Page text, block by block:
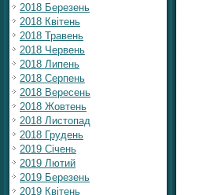
2018 Березень
2018 Квітень
2018 Травень
2018 Червень
2018 Липень
2018 Серпень
2018 Вересень
2018 Жовтень
2018 Листопад
2018 Грудень
2019 Січень
2019 Лютий
2019 Березень
2019 Квітень